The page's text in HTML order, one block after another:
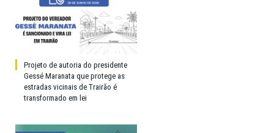
Projeto de autoria do presidente
Gessé Maranata que protege as
estradas vicinais de Trairão é
transformado em lei